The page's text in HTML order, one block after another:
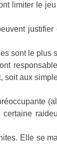
limiter le
sont le plus
aux
Elle se